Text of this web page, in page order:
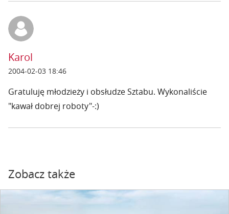
Karol
2004-02-03 18:46
Gratuluję młodzieży i obsłudze Sztabu. Wykonaliście
"kawał dobrej roboty"-:)
Zobacz także